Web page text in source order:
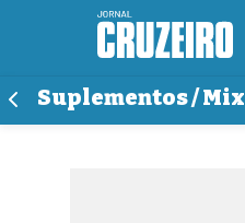
Suplementos / Mix